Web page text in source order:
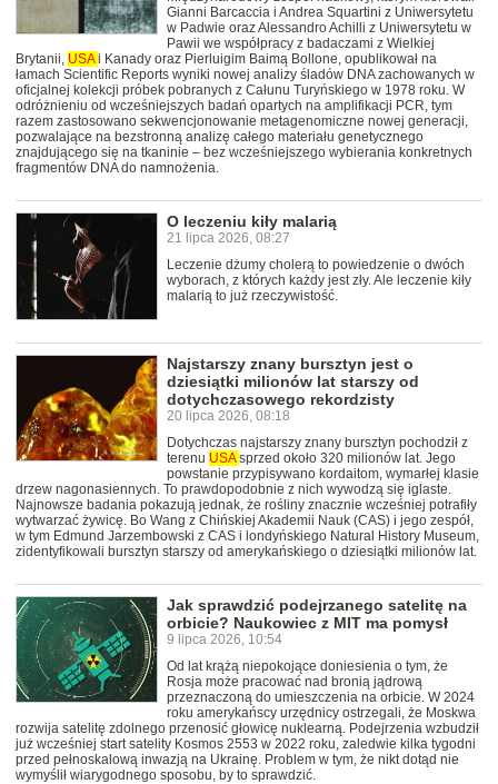
Gianni Barcaccia i Andrea Squartini z Uniwersytetu
w Padwie oraz Alessandro Achilli z Uniwersytetu w
Pawii we współpracy z badaczami z Wielkiej
Brytanii, USAi Kanady oraz Pierluigim Baimą Bollone, opublikował na
łamach Scientific Reports wyniki nowej analizy śladów DNA zachowanych w
oficjalnej kolekcji próbek pobranych z Całunu Turyńskiego w 1978 roku. W
odróżnieniu od wcześniejszych badań opartych na amplifikacji PCR, tym
razem zastosowano sekwencjonowanie metagenomiczne nowej generacji,
pozwalające na bezstronną analizę całego materiału genetycznego
znajdującego się na tkaninie – bez wcześniejszego wybierania konkretnych
fragmentów DNA do namnożenia.
O leczeniu kiły malarią
21 lipca 2026, 08:27
Leczenie dżumy cholerą to powiedzenie o dwóch
wyborach, z których każdy jest zły. Ale leczenie kiły
malarią to już rzeczywistość.
Najstarszy znany bursztyn jest o
dziesiątki milionów lat starszy od
dotychczasowego rekordzisty
20 lipca 2026, 08:18
Dotychczas najstarszy znany bursztyn pochodził z
terenu USAsprzed około 320 milionów lat. Jego
powstanie przypisywano kordaitom, wymarłej klasie
drzew nagonasiennych. To prawdopodobnie z nich wywodzą się iglaste.
Najnowsze badania pokazują jednak, że rośliny znacznie wcześniej potrafiły
wytwarzać żywicę. Bo Wang z Chińskiej Akademii Nauk (CAS) i jego zespół,
w tym Edmund Jarzembowski z CAS i londyńskiego Natural History Museum,
zidentyfikowali bursztyn starszy od amerykańskiego o dziesiątki milionów lat.
Jak sprawdzić podejrzanego satelitę na
orbicie? Naukowiec z MIT ma pomysł
9 lipca 2026, 10:54
Od lat krążą niepokojące doniesienia o tym, że
Rosja może pracować nad bronią jądrową
przeznaczoną do umieszczenia na orbicie. W 2024
roku amerykańscy urzędnicy ostrzegali, że Moskwa
rozwija satelitę zdolnego przenosić głowicę nuklearną. Podejrzenia wzbudził
już wcześniej start satelity Kosmos 2553 w 2022 roku, zaledwie kilka tygodni
przed pełnoskalową inwazją na Ukrainę. Problem w tym, że nikt dotąd nie
wymyślił wiarygodnego sposobu, by to sprawdzić.